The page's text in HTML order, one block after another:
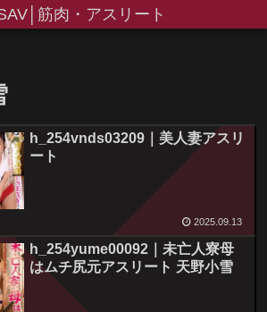
筋肉・アスリート
h_254vnds03209｜美人妻アスリ
ート
2025.09.13
h_254yume00092｜未亡人寮母
はムチ尻元アスリート 天野小雪